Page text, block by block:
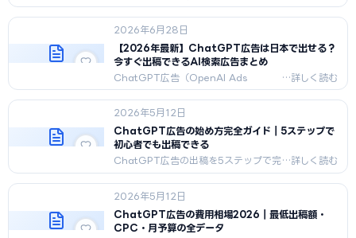
新を反映した出稿可否ガイド。✅出せ
る5カテゴリ（SaaS/EC/教育/メディ
ア/旅行）と❌出せない業種（医療/金
融/法律/ギャンブル等）、出稿前の業
種別チェックリスト、不可業種の代替
2026年6月28日
【2026年最新】ChatGPT広告は日本で出せる？
今すぐ出稿できるAI検索広告まとめ
ChatGPT広告（OpenAI Ads
Manager）の日本での提供状況と、
今すぐ出稿できる代替——Microsoft
Copilot広告・Google AI Overviews
——を実機検証ベースで整理。
Perplexity広告撤退の最新動向も解
2026年5月12日
ChatGPT広告の始め方完全ガイド｜5ステップで
初心者でも出稿できる
ChatGPT広告の出稿を5ステップで完
全ガイド。アカウント開設→KW選定→広
告文作成→入稿→効果測定まで、初心者向
けに2026年最新の運用フローを解
説。
2026年5月12日
ChatGPT広告の費用相場2026｜最低出稿額・
CPC・月予算の全データ